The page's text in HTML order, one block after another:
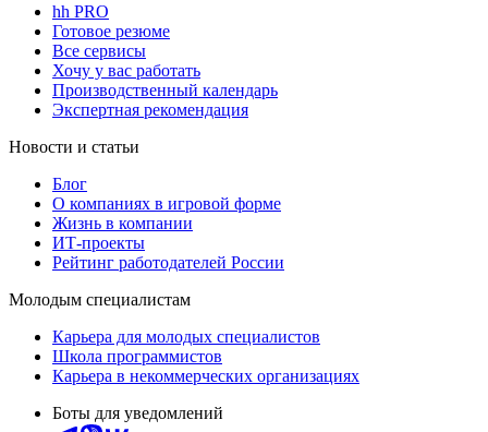
hh PRO
Готовое резюме
Все сервисы
Хочу у вас работать
Производственный календарь
Экспертная рекомендация
Новости и статьи
Блог
О компаниях в игровой форме
Жизнь в компании
ИТ-проекты
Рейтинг работодателей России
Молодым специалистам
Карьера для молодых специалистов
Школа программистов
Карьера в некоммерческих организациях
Боты для уведомлений